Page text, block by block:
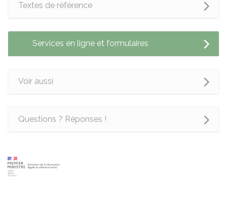
Textes de référence
Services en ligne et formulaires
Voir aussi
Questions ? Réponses !